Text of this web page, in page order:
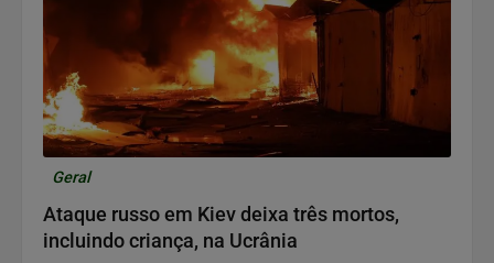
Geral
Ataque russo em Kiev deixa três mortos,
incluindo criança, na Ucrânia